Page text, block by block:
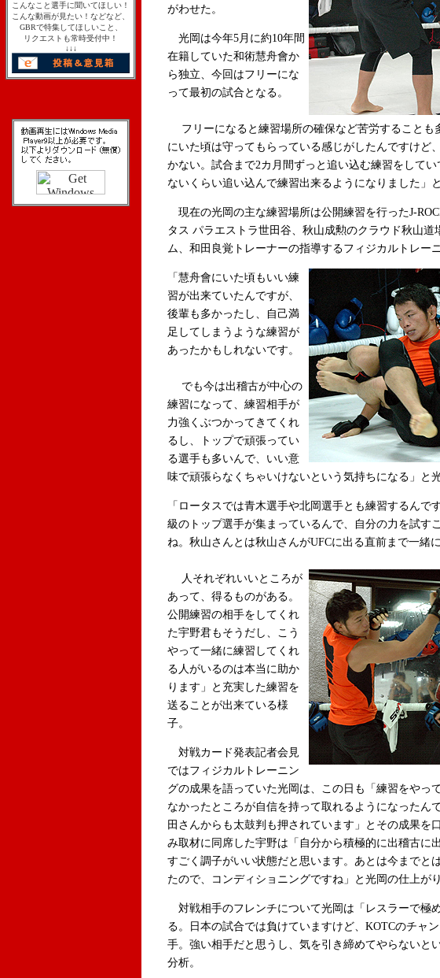
こんなこと選手に聞いてほしい！
こんな動画が見たい！などなど、
GBRで特集してほしいこと、
リクエストも常時受付中！
↓↓↓
がわせた。
光岡は今年5月に約10年間
在籍していた和術慧舟會か
ら独立、今回はフリーにな
って最初の試合となる。
フリーになると練習場所の確保など苦労することも
にいた頃は守ってもらっている感じがしたんですけど
かない。試合まで2カ月間ずっと追い込む練習をして
ないくらい追い込んで練習出来るようになりました」と
現在の光岡の主な練習場所は公開練習を行ったJ-
タス パラエストラ世田谷、秋山成勲のクラウド秋山道
ム、和田良覚トレーナーの指導するフィジカルトレーニ
「慧舟會にいた頃もいい練
習が出来ていたんですが、
後輩も多かったし、自己満
足してしまうような練習が
あったかもしれないです。
でも今は出稽古が中心の
練習になって、練習相手が
力強くぶつかってきてくれ
るし、トップで頑張ってい
る選手も多いんで、いい意
味で頑張らなくちゃいけないという気持ちになる」と光
「ロータスでは青木選手や北岡選手とも練習するんで
級のトップ選手が集まっているんで、自分の力を試す
ね。秋山さんとは秋山さんがUFCに出る直前まで一緒
人それぞれいいところが
あって、得るものがある。
公開練習の相手をしてくれ
た宇野君もそうだし、こう
やって一緒に練習してくれ
る人がいるのは本当に助か
ります」と充実した練習を
送ることが出来ている様
子。
対戦カード発表記者会見
ではフィジカルトレーニン
グの成果を語っていた光岡は、この日も「練習をやっ
なかったところが自信を持って取れるようになったん
田さんからも太鼓判も押されています」とその成果を
み取材に同席した宇野は「自分から積極的に出稽古に
すごく調子がいい状態だと思います。あとは今までと
たので、コンディショニングですね」と光岡の仕上が
対戦相手のフレンチについて光岡は「レスラーで極
る。日本の試合では負けていますけど、KOTCのチャ
手。強い相手だと思うし、気を引き締めてやらないと
分析。